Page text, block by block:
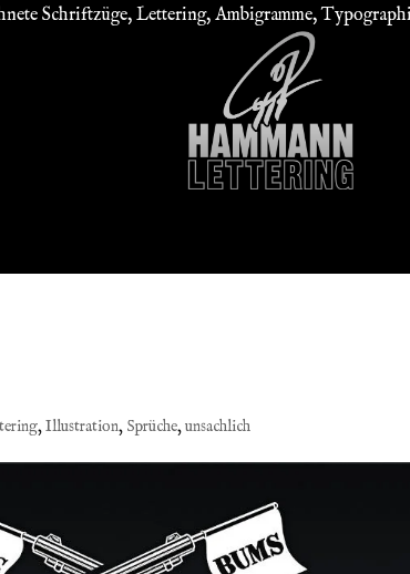
Schriftzüge, Lettering, Ambigramme,
,Illustration, Sprüche,unsachlich